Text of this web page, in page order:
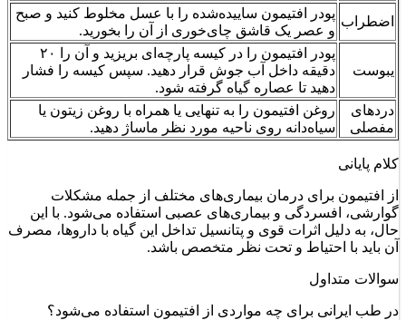
اضطراب
پودر افتیمون ساییده‌شده را با عسل مخلوط کنید و صبح
و عصر یک قاشق چای‌خوری از آن را بخورید.
یبوست
پودر افتیمون را در کیسه پارچه‌ای بریزید و آن را ۲۰
دقیقه داخل آب جوش قرار دهید. سپس کیسه را فشار
دهید تا عصاره گیاه گرفته شود.
دردهای
مفصلی
روغن افتیمون را به تنهایی یا همراه با روغن زیتون یا
سیاه‌دانه روی ناحیه مورد نظر ماساژ دهید.
کلام پایانی
از افتیمون برای درمان بیماری‌های مختلف از جمله مشکلات
گوارشی، افسردگی و بیماری‌های عصبی استفاده می‌شود. با این
حال، به دلیل اثرات قوی و پتانسیل تداخل این گیاه با داروها، مصرف
آن باید با احتیاط و تحت نظر متخصص باشد.
سوالات متداول
در طب ایرانی برای چه مواردی از افتیمون استفاده می‌شود؟